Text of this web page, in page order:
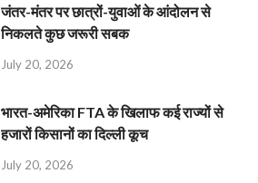
जंतर-मंतर पर छात्रों-युवाओं के आंदोलन से
निकलते कुछ जरूरी सबक
July 20, 2026
भारत-अमेरिका FTA के खिलाफ कई राज्यों से
हजारों किसानों का दिल्ली कूच
July 20, 2026